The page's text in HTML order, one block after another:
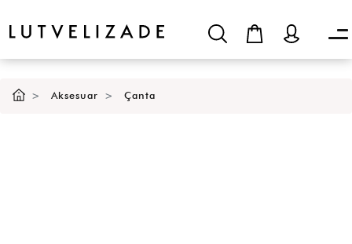
Aksesuar Çanta